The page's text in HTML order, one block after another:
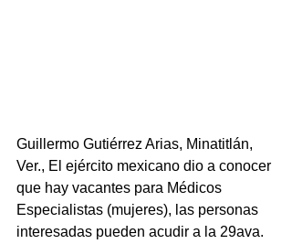
Guillermo Gutiérrez Arias, Minatitlán,
Ver., El ejército mexicano dio a conocer
que hay vacantes para Médicos
Especialistas (mujeres), las personas
interesadas pueden acudir a la 29ava.